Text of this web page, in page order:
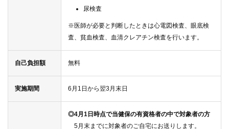
尿検査
※医師が必要と判断したときは心電図検査、眼底検
査、貧血検査、血清クレアチン検査を行います。
自己負担額 無料
実施期間 6月1日から翌3月末日
◎4月1日時点で当健保の有資格者の中で対象者の方
5月末までに対象者のご自宅にお送りします。